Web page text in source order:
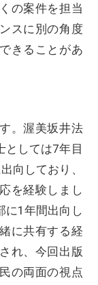
の案件を担当
スに別の角度
きることがあ
。渥美坂井法
としては7年目
向しており、
を経験しまし
に1年間出向し
に共有する経
れ、今回出版
の両面の視点